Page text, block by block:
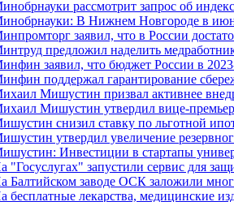
рассмотрит запрос об
В Нижнем Новгороде в
заявил, что в России
предложил наделить
заявил, что бюджет России в
поддержал гарантирование
Мишустин призвал активнее
Мишустин утвердил вице-
снизил ставку по льготной
утвердил увеличение
Инвестиции в стартапы
"Госуслугах" запустили сервис для
Балтийском заводе ОСК заложили
бесплатные лекарства, медицинские